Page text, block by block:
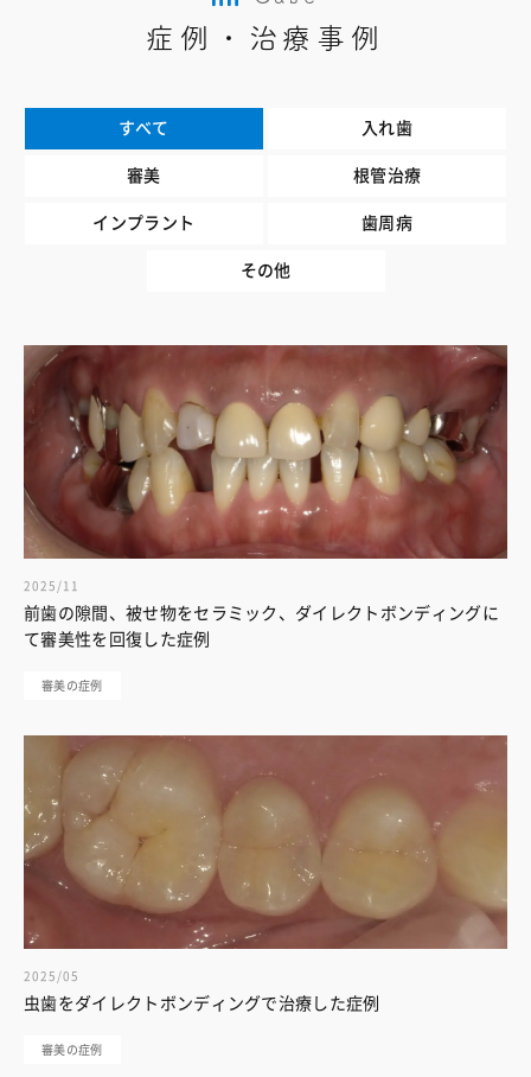
症例・治療事例
すべて 入れ歯
審美 根管治療
インプラント 歯周病
その他
2025/11
前歯の隙間、被せ物をセラミック、ダイレクトボンディングに
て審美性を回復した症例
審美の症例
2025/05
虫歯をダイレクトボンディングで治療した症例
審美の症例